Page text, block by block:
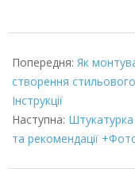
03-
07
Попередня: Як
створення стильового
Інструкції
Наступна: Штукатурка
та рекомендації